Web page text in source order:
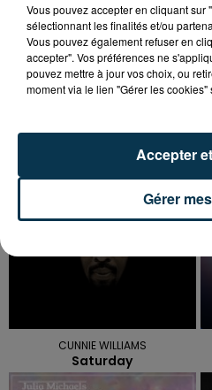
TITRES DIFFUSÉS
CUNNIE WILLIAMS
Saturday
Vous pouvez accepter en cliquant sur
sélectionnant les finalités et/ou
Vous pouvez également refuser en
accepter". Vos préférences ne
pouvez mettre à jour vos choix, ou
moment via le lien "Gérer les
Gérer
Accepter